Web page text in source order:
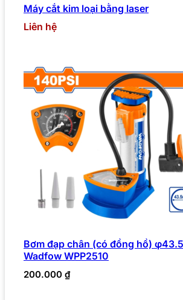
Máy cắt kim loại bằng laser
Liên hệ
Bơm đạp chân (có đồng hồ)
Wadfow WPP2510
200.000 ₫